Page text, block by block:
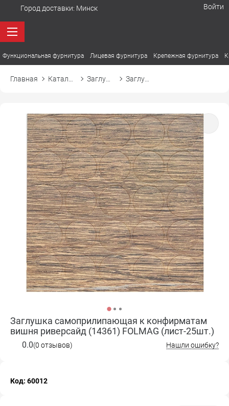
Город доставки: Минск Войти
Функциональная фурнитура Лицевая фурнитура Крепежная фурнитура
Главная
Заглушка самоприлипающая к конфирматам
вишня риверсайд (14361) FOLMAG (лист-25шт.)
0.0(0 отзывов) Нашли ошибку?
Код: 60012